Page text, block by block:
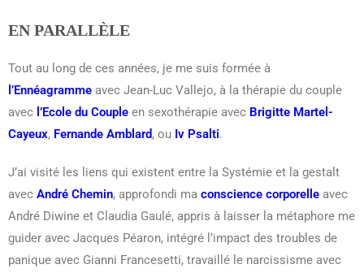
EN PARALLÈLE
Tout au long de ces années, je me suis formée à
l’Ennéagramme avec Jean-Luc Vallejo, à la thérapie du couple
avec l’Ecole du Couple en sexothérapie avec Brigitte Martel-
Cayeux, Fernande Amblard, ou Iv Psalti.
J’ai visité les liens qui existent entre la Systémie et la gestalt
avec André Chemin, approfondi ma conscience corporelle avec
André Diwine et Claudia Gaulé, appris à laisser la métaphore me
guider avec Jacques Péaron, intégré l’impact des troubles de
panique avec Gianni Francesetti, travaillé le narcissisme avec